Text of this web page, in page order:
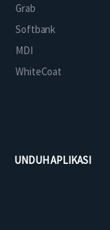
Grab
Softbank
MDI
WhiteCoat
UNDUH APLIKASI